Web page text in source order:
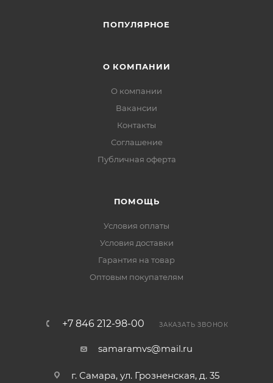
ПОПУЛЯРНОЕ
О КОМПАНИИ
О компании
Вакансии
Контакты
Соглашение
Публичная оферта
ПОМОЩЬ
Условия оплаты
Условия доставки
Гарантия на товар
Оптовым покупателям
+7 846 212-98-00 ЗАКАЗАТЬ ЗВОНОК
samaramvs@mail.ru
г. Самара, ул. Грозненская, д. 35